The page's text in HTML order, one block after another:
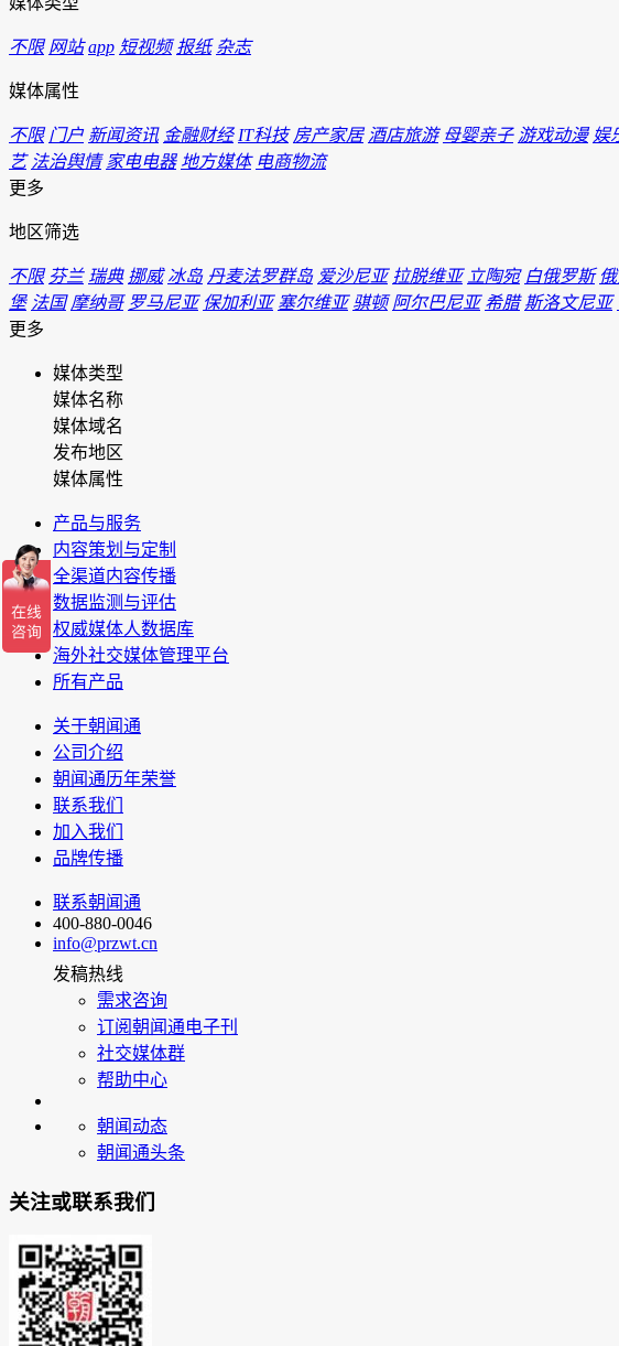
不限 网站 app 短视频 报纸 杂志
媒体属性
不限 门户 新闻资讯 金融财经 IT科技 房产家居 酒店旅游 母婴亲子 游戏动漫 娱
艺 法治舆情 家电电器 地方媒体 电商物流
更多
地区筛选
不限 芬兰 瑞典 挪威 冰岛 丹麦法罗群岛 爱沙尼亚 拉脱维亚 立陶宛 白俄罗斯
堡 法国 摩纳哥 罗马尼亚 保加利亚 塞尔维亚 骐顿 阿尔巴尼亚 希腊 斯洛文尼亚
更多
媒体类型
媒体名称
媒体域名
发布地区
媒体属性
产品与服务
内容策划与定制
全渠道内容传播
数据监测与评估
权威媒体人数据库
海外社交媒体管理平台
所有产品
关于朝闻通
公司介绍
朝闻通历年荣誉
联系我们
加入我们
品牌传播
联系朝闻通
400-880-0046
info@przwt.cn
发稿热线
需求咨询
订阅朝闻通电子刊
社交媒体群
帮助中心
朝闻动态
朝闻通头条
关注或联系我们